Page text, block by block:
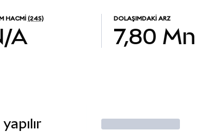
HACMI (24S)
A
DOLAŞIMDAKI ARZ
7,80 Mn
İşlem Yap